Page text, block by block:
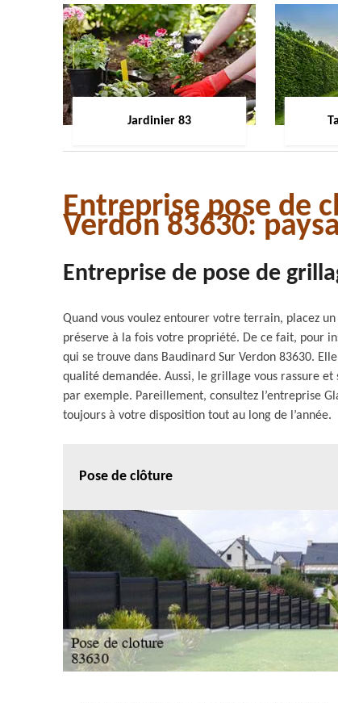
Jardinier 83
Entreprise pose de
Verdon 83630:
Entreprise de pose de
Quand vous voulez entourer votre terrain, placez
préserve à la fois votre propriété. De ce fait, pour
qui se trouve dans Baudinard Sur Verdon 83630.
qualité demandée. Aussi, le grillage vous rassure
par exemple. Pareillement, consultez l’entreprise
toujours à votre disposition tout au long de l’année.
Pose de clôture